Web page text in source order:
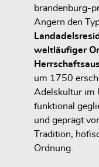
brandenburg-
Angern den
weltläufiger
um 1750
Adelskultur im
funktional
und geprägt
Tradition,
Ordnung.